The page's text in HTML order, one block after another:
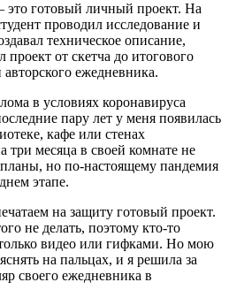
готовый личный проект. На
проводил исследование и
техническое описание,
от скетча до итогового
ежедневника.
в условиях коронавируса
пару лет у меня появилась
кафе или стенах
три месяца в своей комнате не
планы, но по-настоящему пандемия
этапе.
на защиту готовый проект.
не делать, поэтому кто-то
видео или гифками. Но мою
на пальцах, и я решила за
своего ежедневника в